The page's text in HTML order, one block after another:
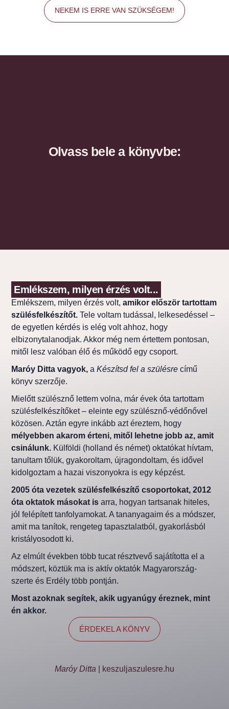
NEKEM IS ERRE VAN SZÜKSÉGEM!
Olvass bele a könyvbe:
Maróy Ditta | keszuljaszulesre.hu
Emlékszem, milyen érzés volt...
Emlékszem, milyen érzés volt,amikor először tartottam
szülésfelkészítőt. Tele voltam tudással, lelkesedéssel –
de egyetlen kérdés is elég volt ahhoz, hogy
elbizonytalanodjak. Akkor még nem értettem pontosan,
mitől lesz valóban élő és működő egy csoport.
Maróy Ditta vagyok, aKészítsd fel a szülésre című
könyv szerzője.
Mielőtt szülésznő lettem volna, már évek óta tartottam
szülésfelkészítőket – eleinte egy szülésznő-védőnővel
közösen. Aztán egyre inkább azt éreztem, hogy
mélyebben akarom érteni, mitől lehetne jobb az, amit
csinálunk. Külföldi (holland és német) oktatókat hívtam,
tanultam tőlük, gyakoroltam, újragondoltam, és idővel
kidolgoztam a hazai viszonyokra is egy képzést.
2005 óta vezetek szülésfelkészítő csoportokat, 2012
óta oktatok másokat is arra, hogyan tartsanak hiteles,
jól felépített tanfolyamokat. A tananyagaim és a módszer,
amit ma tanítok, rengeteg tapasztalatból, gyakorlásból
kristályosodott ki.
Az elmúlt években több tucat résztvevő sajátította el a
módszert, köztük ma is aktív oktatók Magyarország-
szerte és Erdély több pontján.
Most azoknak segítek, akik ugyanúgy éreznek, mint
én akkor.
ÉRDEKEL A KÖNYV